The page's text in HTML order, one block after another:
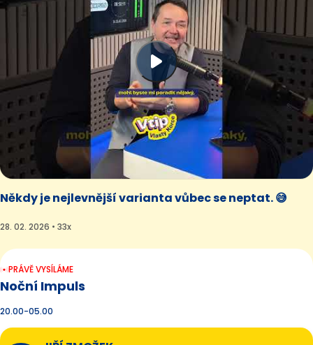
Někdy je nejlevnější varianta vůbec se neptat. 😅
28. 02. 2026 • 33x
PRÁVĚ VYSÍLÁME
Noční Impuls
20.00-05.00